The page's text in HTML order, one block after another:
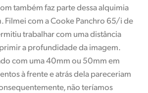
também faz parte dessa alquimia
Filmei com a Cooke Panchro 65/i de
trabalhar com uma distância
a profundidade da imagem.
com uma 40mm ou 50mm em
à frente e atrás dela pareceriam
não teríamos